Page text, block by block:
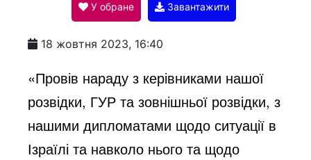
a
y
V
У обране Завантажити
18 жовтня 2023, 16:40
«Провів нараду з керівниками нашої
розвідки, ГУР та зовнішньої розвідки, з
нашими дипломатами щодо ситуації в
Ізраїлі та навколо нього та щодо